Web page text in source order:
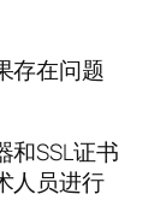
存在问题
和SSL证书
人员进行